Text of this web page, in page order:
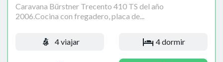
Caravana Bürstner Trecento 410 TS del año
2006.Cocina con fregadero, placa de...
4 viajar 4 dormir